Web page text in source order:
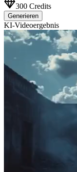
300 Credits
Generieren
KI-Videoergebnis